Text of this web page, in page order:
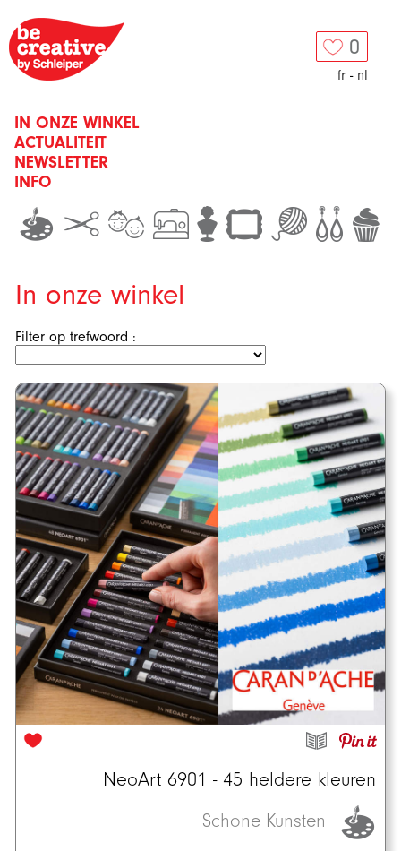
0
fr - nl
IN ONZE WINKEL
ACTUALITEIT
NEWSLETTER
INFO
In onze winkel
Filter op trefwoord :
NeoArt 6901 - 45 heldere kleuren
Schone Kunsten